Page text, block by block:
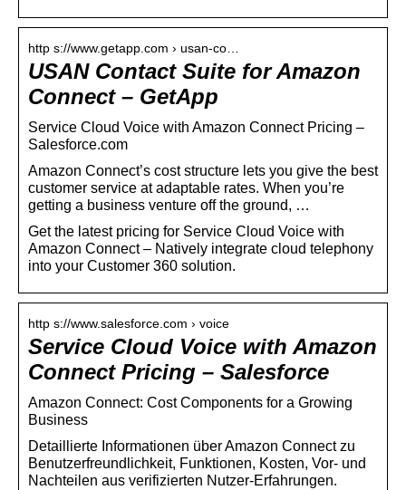
http s://www.getapp.com › usan-co…
USAN Contact Suite for Amazon
Connect – GetApp
Service Cloud Voice with Amazon Connect Pricing –
Salesforce.com
Amazon Connect’s cost structure lets you give the best
customer service at adaptable rates. When you’re
getting a business venture off the ground, …
Get the latest pricing for Service Cloud Voice with
Amazon Connect – Natively integrate cloud telephony
into your Customer 360 solution.
http s://www.salesforce.com › voice
Service Cloud Voice with Amazon
Connect Pricing – Salesforce
Amazon Connect: Cost Components for a Growing
Business
Detaillierte Informationen über Amazon Connect zu
Benutzerfreundlichkeit, Funktionen, Kosten, Vor- und
Nachteilen aus verifizierten Nutzer-Erfahrungen.